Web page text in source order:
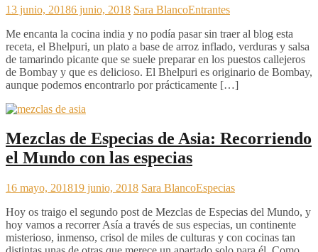
13 junio, 20186 junio, 2018 Sara BlancoEntrantes
Me encanta la cocina india y no podía pasar sin traer al blog esta
receta, el Bhelpuri, un plato a base de arroz inflado, verduras y salsa
de tamarindo picante que se suele preparar en los puestos callejeros
de Bombay y que es delicioso. El Bhelpuri es originario de Bombay,
aunque podemos encontrarlo por prácticamente […]
Mezclas de Especias de Asia: Recorriendo
el Mundo con las especias
16 mayo, 201819 junio, 2018 Sara BlancoEspecias
Hoy os traigo el segundo post de Mezclas de Especias del Mundo, y
hoy vamos a recorrer Asía a través de sus especias, un continente
misterioso, inmenso, crisol de miles de culturas y con cocinas tan